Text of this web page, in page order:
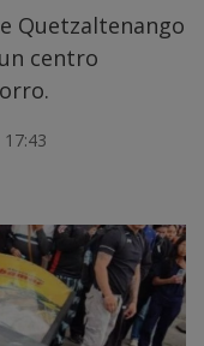
Quetzaltenango
centro